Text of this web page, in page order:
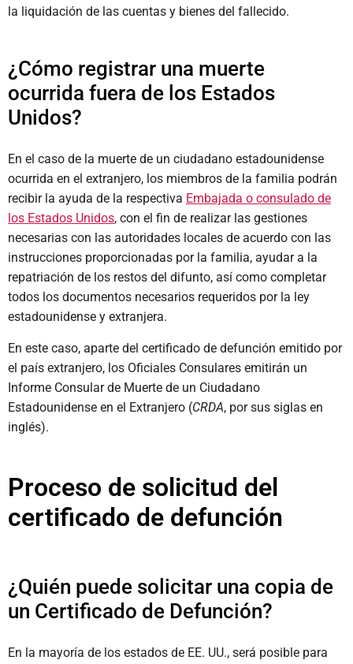
la liquidación de las cuentas y bienes del fallecido.
¿Cómo registrar una muerte
ocurrida fuera de los Estados
Unidos?
En el caso de la muerte de un ciudadano estadounidense
ocurrida en el extranjero, los miembros de la familia podrán
recibir la ayuda de la respectiva Embajada o consulado de
los Estados Unidos, con el fin de realizar las gestiones
necesarias con las autoridades locales de acuerdo con las
instrucciones proporcionadas por la familia, ayudar a la
repatriación de los restos del difunto, así como completar
todos los documentos necesarios requeridos por la ley
estadounidense y extranjera.
En este caso, aparte del certificado de defunción emitido por
el país extranjero, los Oficiales Consulares emitirán un
Informe Consular de Muerte de un Ciudadano
Estadounidense en el Extranjero (CRDA, por sus siglas en
inglés).
Proceso de solicitud del
certificado de defunción
¿Quién puede solicitar una copia de
un Certificado de Defunción?
En la mayoría de los estados de EE. UU., será posible para